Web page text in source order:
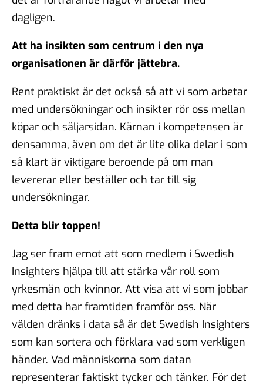
dagligen.
Att ha insikten som centrum i den nya
organisationen är därför jättebra.
Rent praktiskt är det också så att vi som arbetar
med undersökningar och insikter rör oss mellan
köpar och säljarsidan. Kärnan i kompetensen är
densamma, även om det är lite olika delar i som
så klart är viktigare beroende på om man
levererar eller beställer och tar till sig
undersökningar.
Detta blir toppen!
Jag ser fram emot att som medlem i Swedish
Insighters hjälpa till att stärka vår roll som
yrkesmän och kvinnor. Att visa att vi som jobbar
med detta har framtiden framför oss. När
välden dränks i data så är det Swedish Insighters
som kan sortera och förklara vad som verkligen
händer. Vad människorna som datan
representerar faktiskt tycker och tänker. För det